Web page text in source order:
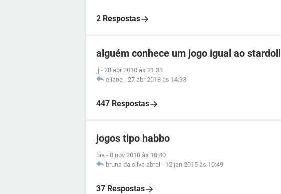
2 Respostas
alguém conhece um jogo igual ao stardoll
jj - 28 abr 2010 às 21:33
eliane - 27 abr 2018 às 14:33
447 Respostas
jogos tipo habbo
bia - 8 nov 2010 às 10:40
bruna da silva abrel - 12 jan 2015 às 10:49
37 Respostas